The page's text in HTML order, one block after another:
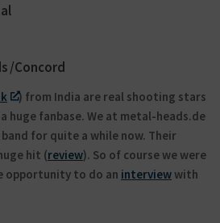
/Concord
) from India are real shooting stars
huge fanbase. We at metal-heads.de
for quite a while now. Their
hit (review). So of course we were
opportunity to do an interviewwith